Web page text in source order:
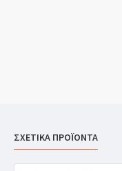
ΣΧΕΤΙΚΑ ΠΡΟΪΟΝΤΑ